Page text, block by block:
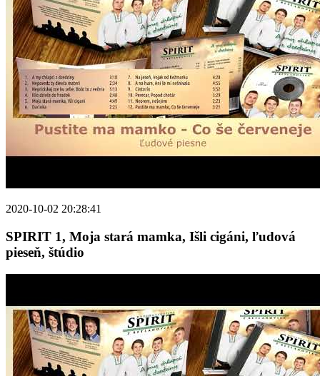
2020-10-02 20:28:41
SPIRIT 1, Moja stará mamka, Išli cigáni, ľudová
pieseň, štúdio